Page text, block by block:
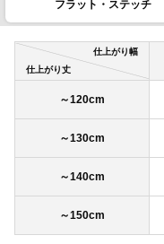
フラット・ステッチ
仕上がり幅
仕上がり丈
～120cm
～130cm
～140cm
～150cm